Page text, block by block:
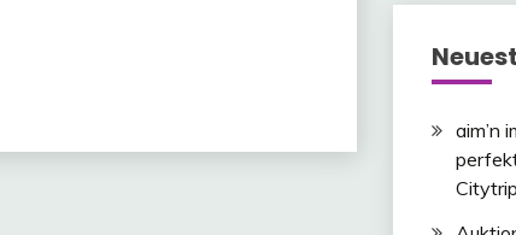
aim’n
Citytrip